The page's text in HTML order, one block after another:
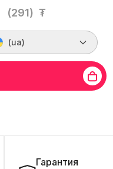
(291) ₮
(ua)
Гарантия